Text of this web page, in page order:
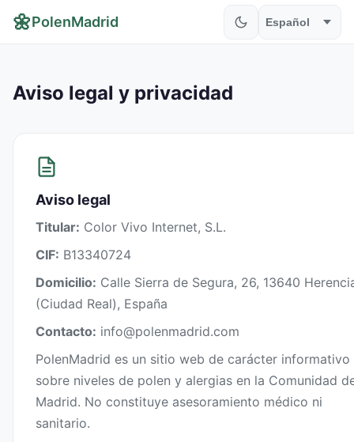
🌼PolenMadrid
Aviso legal y privacidad
Aviso legal
Titular: Color Vivo Internet, S.L.
CIF: B13340724
Domicilio: Calle Sierra de Segura, 26, 13640
(Ciudad Real), España
Contacto: info@polenmadrid.com
PolenMadrid es un sitio web de carácter informativo
sobre niveles de polen y alergias en la Comunidad
Madrid. No constituye asesoramiento médico ni
sanitario.